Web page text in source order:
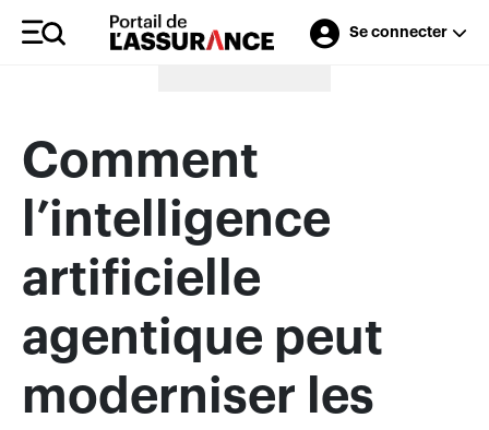
Se connecter
Merci à nos annonceurs
Comment
l’intelligence
artificielle
agentique peut
moderniser les